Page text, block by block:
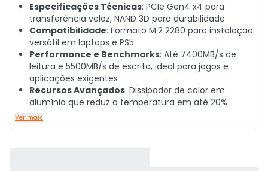
Especificações Técnicas: PCIe Gen4 x4 para
transferência veloz, NAND 3D para durabilidade
Compatibilidade: Formato M.2 2280 para instalação
versátil em laptops e PS5
Performance e Benchmarks: Até 7400MB/s de
leitura e 5500MB/s de escrita, ideal para jogos e
aplicações exigentes
Recursos Avançados: Dissipador de calor em
alumínio que reduz a temperatura em até 20%
Ver mais